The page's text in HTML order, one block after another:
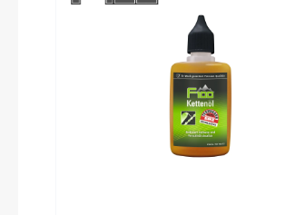
Vorbau
KTM Line adjust. 0-60° internal
Rahmentyp
Tiefeinstieg